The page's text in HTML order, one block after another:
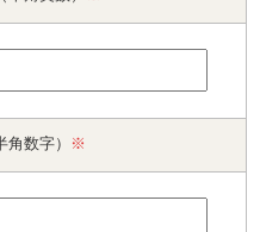
数字） ※